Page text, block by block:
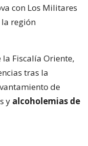
con Los Militares
la región
Fiscalía Oriente,
tras la
de
y alcoholemias de